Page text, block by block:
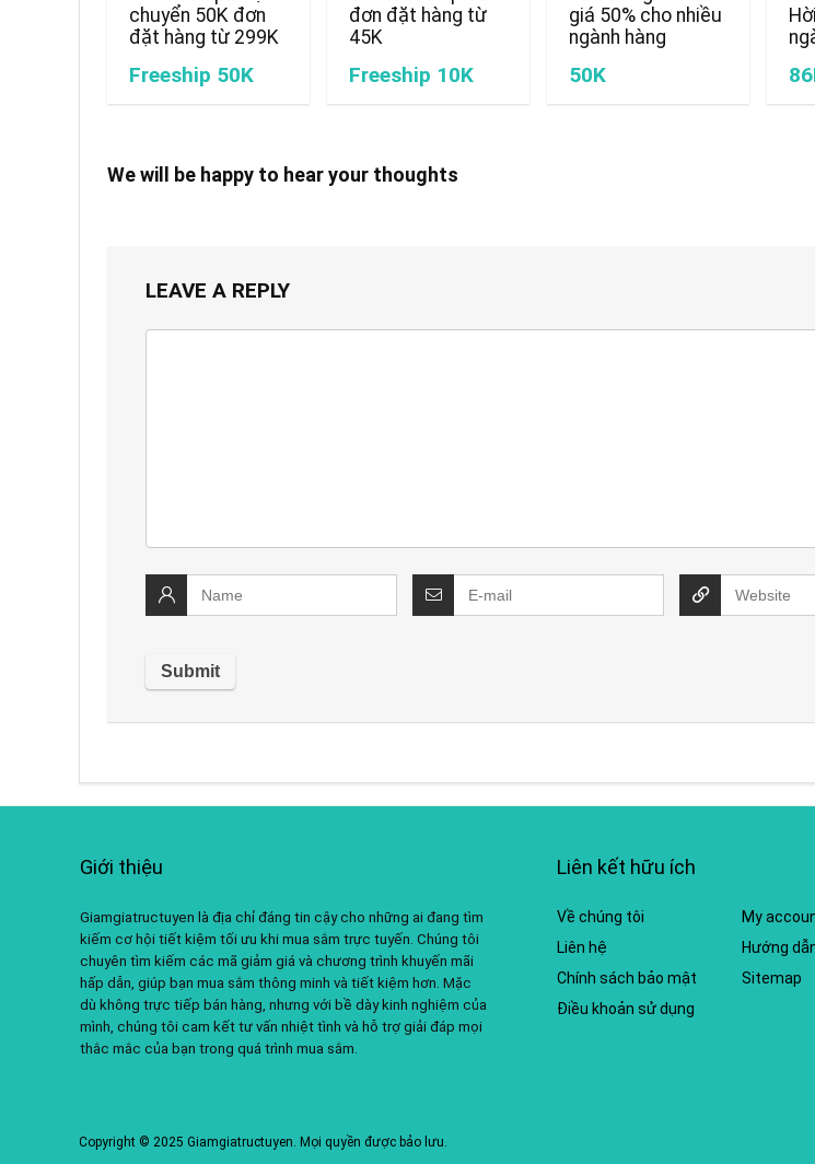
chuyển 50K đơn
đặt hàng từ 299K
Freeship 50K
đơn đặt hàng từ
45K
Freeship 10K
giá 50% cho nhiều
ngành hàng
50K
We will be happy to hear your thoughts
LEAVE A REPLY
Giới thiệu
Giamgiatructuyen là địa chỉ đáng tin cậy cho những ai đang tìm
kiếm cơ hội tiết kiệm tối ưu khi mua sắm trực tuyến. Chúng tôi
chuyên tìm kiếm các mã giảm giá và chương trình khuyến mãi
hấp dẫn, giúp bạn mua sắm thông minh và tiết kiệm hơn. Mặc
dù không trực tiếp bán hàng, nhưng với bề dày kinh nghiệm của
mình, chúng tôi cam kết tư vấn nhiệt tình và hỗ trợ giải đáp mọi
thắc mắc của bạn trong quá trình mua sắm.
Liên kết hữu ích
Về chúng tôi
Liên hệ
Chính sách bảo mật
Điều khoản sử dụng
My
Hướng
Sitemap
Copyright © 2025 Giamgiatructuyen. Mọi quyền được bảo lưu.